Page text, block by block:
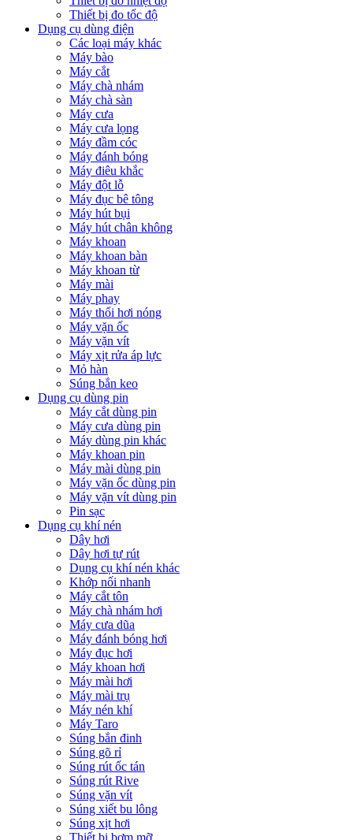
Thiết bị đo tốc độ
Dụng cụ dùng điện
Các loại máy khác
Máy bào
Máy cắt
Máy chà nhám
Máy chà sàn
Máy cưa
Máy cưa lọng
Máy đầm cóc
Máy đánh bóng
Máy điêu khắc
Máy đột lỗ
Máy đục bê tông
Máy hút bụi
Máy hút chân không
Máy khoan
Máy khoan bàn
Máy khoan từ
Máy mài
Máy phay
Máy thổi hơi nóng
Máy vặn ốc
Máy vặn vít
Máy xịt rửa áp lực
Mỏ hàn
Súng bắn keo
Dụng cụ dùng pin
Máy cắt dùng pin
Máy cưa dùng pin
Máy dùng pin khác
Máy khoan pin
Máy mài dùng pin
Máy vặn ốc dùng pin
Máy vặn vít dùng pin
Pin sạc
Dụng cụ khí nén
Dây hơi
Dây hơi tự rút
Dụng cụ khí nén khác
Khớp nối nhanh
Máy cắt tôn
Máy chà nhám hơi
Máy cưa dũa
Máy đánh bóng hơi
Máy đục hơi
Máy khoan hơi
Máy mài hơi
Máy mài trụ
Máy nén khí
Máy Taro
Súng bắn đinh
Súng gõ rỉ
Súng rút ốc tán
Súng rút Rive
Súng vặn vít
Súng xiết bu lông
Súng xịt hơi
Thiết bị bơm mỡ